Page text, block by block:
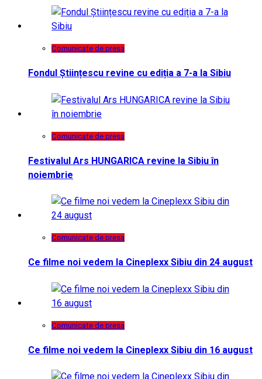
Comunicate de presa
Fondul Științescu revine cu ediția a 7-a la Sibiu
Comunicate de presa
Festivalul Ars HUNGARICA revine la Sibiu în
noiembrie
Comunicate de presa
Ce filme noi vedem la Cineplexx Sibiu din 24 august
Comunicate de presa
Ce filme noi vedem la Cineplexx Sibiu din 16 august